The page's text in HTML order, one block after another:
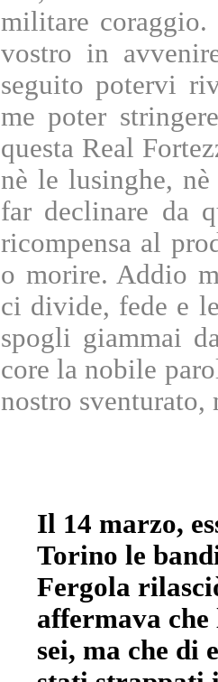
militare
vostro in
seguito potervi
me poter
questa Real
nè le lusinghe,
far declinare da
ricompensa al
o morire. Addio
ci divide, fede e
spogli giammai
core la nobile
nostro sventurato,
Il 14 marzo,
Torino le
Fergola
affermava che
sei, ma che di